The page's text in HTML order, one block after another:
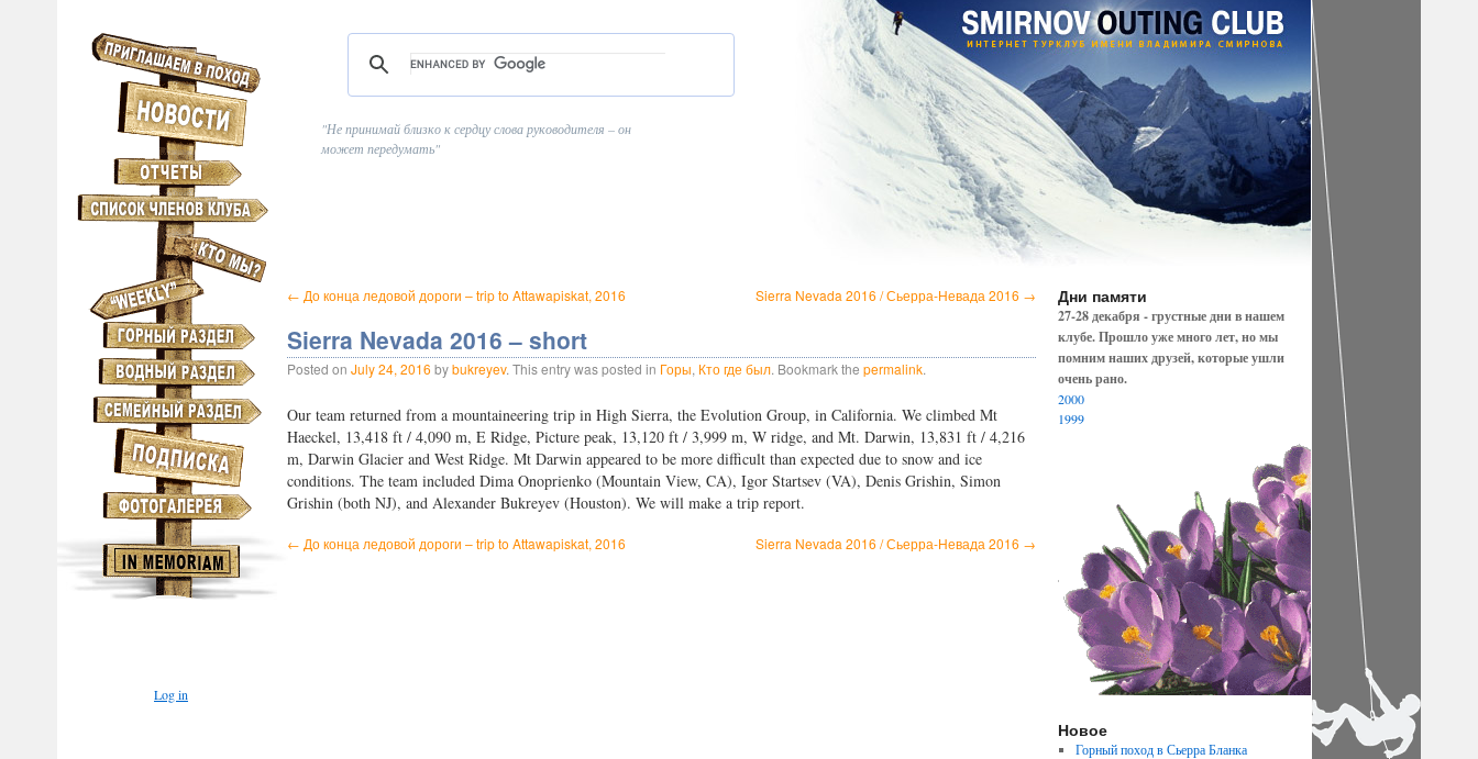
Log in
Не принимай близко к сердцу слова руководителя – он
может передумать
← До конца ледовой дороги – trip to Attawapiskat, 2016 Sierra Nevada 2016 / Сьерра-Невада 2016 →
Sierra Nevada 2016 – short
Posted on July 24, 2016 bybukreyev. This entry was posted in Горы, Кто где был. Bookmark the permalink.
Our team returned from a mountaineering trip in High Sierra, the Evolution Group, in California. We climbed Mt
Haeckel, 13,418 ft / 4,090 m, E Ridge, Picture peak, 13,120 ft / 3,999 m, W ridge, and Mt. Darwin, 13,831 ft / 4,216
m, Darwin Glacier and West Ridge. Mt Darwin appeared to be more difficult than expected due to snow and ice
conditions. The team included Dima Onoprienko (Mountain View, CA), Igor Startsev (VA), Denis Grishin, Simon
Grishin (both NJ), and Alexander Bukreyev (Houston). We will make a trip report.
← До конца ледовой дороги – trip to Attawapiskat, 2016 Sierra Nevada 2016 / Сьерра-Невада 2016 →
Дни памяти
27-28 декабря - грустные дни в нашем
клубе. Прошло уже много лет, но мы
помним наших друзей, которые ушли
очень рано.
2000
1999
Новое
Горный поход в Сьерра Бланка